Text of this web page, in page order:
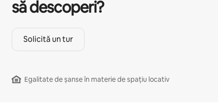
să descoperi?
Solicită un tur
Egalitate de șanse în materie de spațiu locativ